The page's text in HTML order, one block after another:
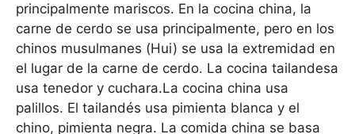
principalmente mariscos. En la cocina china, la
carne de cerdo se usa principalmente, pero en los
chinos musulmanes (Hui) se usa la extremidad en
el lugar de la carne de cerdo. La cocina tailandesa
usa tenedor y cuchara.La cocina china usa
palillos. El tailandés usa pimienta blanca y el
chino, pimienta negra. La comida china se basa